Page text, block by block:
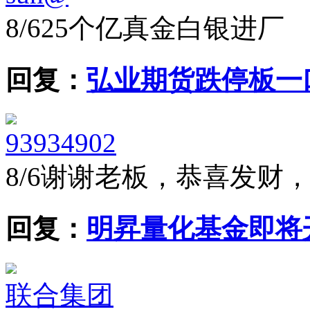
8/625个亿真金白银进厂
回复： 弘业期货跌停板一
93934902
8/6谢谢老板，恭喜发财
回复： 明昇量化基金即
联合集团